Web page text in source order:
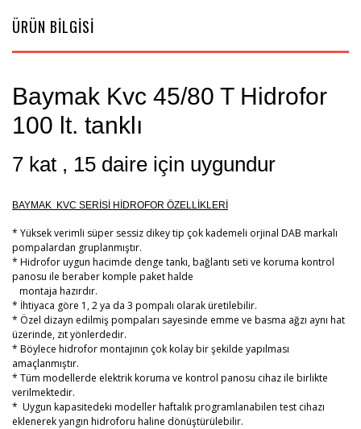
ÜRÜN BİLGİSİ
Baymak Kvc 45/80 T Hidrofor
100 lt. tanklı
7 kat , 15 daire için uygundur
BAYMAK KVC SERİSİ HİDROFOR ÖZELLİKLERİ
* Yüksek verimli süper sessiz dikey tip çok kademeli orjinal DAB markalı
pompalardan gruplanmıştır.
* Hidrofor uygun hacimde denge tankı, bağlantı seti ve koruma kontrol
panosu ile beraber komple paket halde
montaja hazırdır.
* İhtiyaca göre 1, 2 ya da 3 pompalı olarak üretilebilir.
* Özel dizayn edilmiş pompaları sayesinde emme ve basma ağzı aynı hat
üzerinde, zıt yönlerdedir.
* Böylece hidrofor montajının çok kolay bir şekilde yapılması
amaçlanmıştır.
* Tüm modellerde elektrik koruma ve kontrol panosu cihaz ile birlikte
verilmektedir.
* Uygun kapasitedeki modeller haftalık programlanabilen test cihazı
eklenerek yangın hidroforu haline dönüştürülebilir.